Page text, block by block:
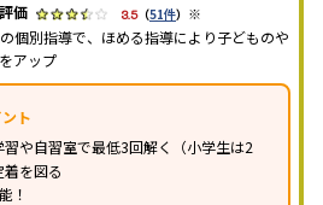
3.5（51件） ※
個別指導で、ほめる指導により子どものや
アップ
ト
や自習室で最低3回解く（小学生は2
を図る
！